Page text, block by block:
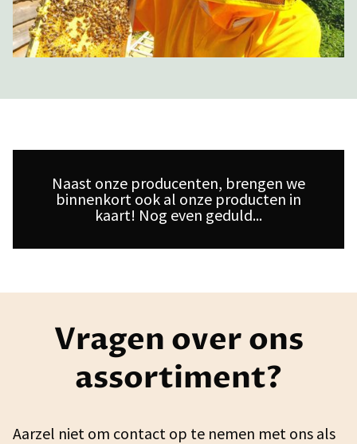
Naast onze producenten, brengen we
binnenkort ook al onze producten in
kaart! Nog even geduld...
Vragen over ons
assortiment?
Aarzel niet om contact op te nemen met ons als